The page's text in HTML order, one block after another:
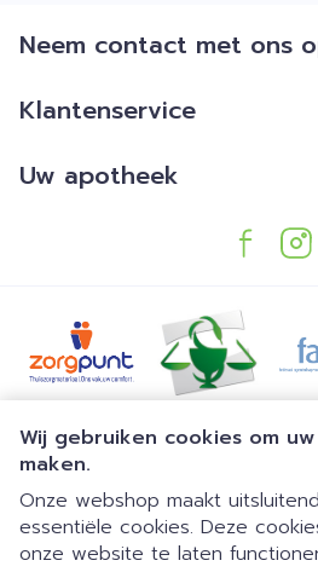
Wij gebruiken cookies om
maken.
Onze webshop maakt
essentiële cookies. Deze
onze website te laten
Neem contact met ons
Klantenservice
Uw apotheek
Juridische links